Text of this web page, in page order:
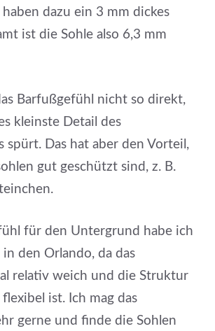
dazu ein 3 mm dickes
ist die Sohle also 6,3 mm
Barfußgefühl nicht so direkt,
kleinste Detail des
spürt. Das hat aber den Vorteil,
gut geschützt sind, z. B.
für den Untergrund habe ich
den Orlando, da das
relativ weich und die Struktur
ist. Ich mag das
gerne und finde die Sohlen